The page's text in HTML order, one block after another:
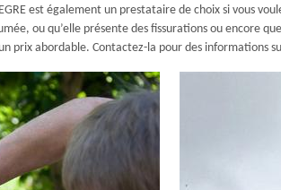
est également un prestataire de choix si vous
ou qu’elle présente des fissurations ou encore
prix abordable. Contactez-la pour des informations